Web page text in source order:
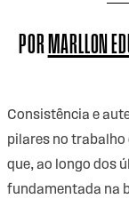
PORMARLLON
Consistência e
pilares no trabalho
que, ao longo dos
fundamentada na